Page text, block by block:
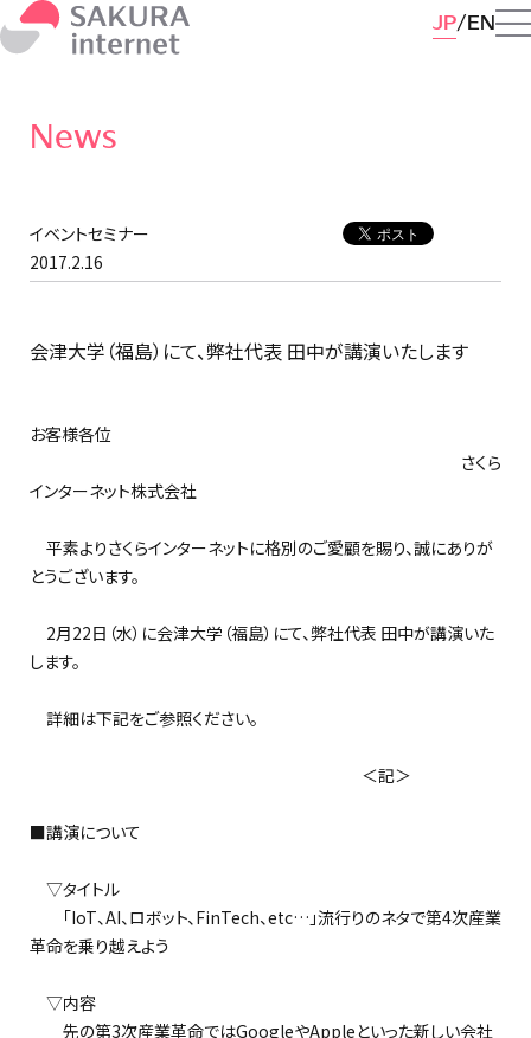
JP EN
News
イベントセミナー
2017.2.16
会津大学（福島）にて、弊社代表 田中が講演いたします
お客様各位
さくら
インターネット株式会社
平素よりさくらインターネットに格別のご愛顧を賜り、誠にありが
とうございます。
2月22日（水）に会津大学（福島）にて、弊社代表 田中が講演いた
します。
詳細は下記をご参照ください。
＜記＞
■講演について
▽タイトル
「IoT、AI、ロボット、FinTech、etc…」流行りのネタで第4次産業
革命を乗り越えよう
▽内容
先の第3次産業革命ではGoogleやAppleといった新しい会社